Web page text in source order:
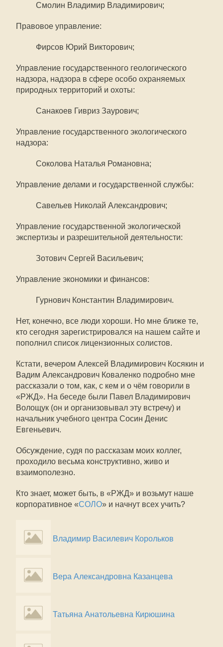
Смолин Владимир Владимирович;
Правовое управление:
Фирсов Юрий Викторович;
Управление государственного геологического
надзора, надзора в сфере особо охраняемых
природных территорий и охоты:
Санакоев Гивриз Заурович;
Управление государственного экологического
надзора:
Соколова Наталья Романовна;
Управление делами и государственной службы:
Савельев Николай Александрович;
Управление государственной экологической
экспертизы и разрешительной деятельности:
Зотович Сергей Васильевич;
Управление экономики и финансов:
Гурнович Константин Владимирович.
Нет, конечно, все люди хороши. Но мне ближе те,
кто сегодня зарегистрировался на нашем сайте и
пополнил список лицензионных солистов.
Кстати, вечером Алексей Владимирович Косякин и
Вадим Александрович Коваленко подробно мне
рассказали о том, как, с кем и о чём говорили в
«РЖД». На беседе были Павел Владимирович
Волощук (он и организовывал эту встречу) и
начальник учебного центра Сосин Денис
Евгеньевич.
Обсуждение, судя по рассказам моих коллег,
проходило весьма конструктивно, живо и
взаимополезно.
Кто знает, может быть, в «РЖД» и возьмут наше
корпоративное «СОЛО» и начнут всех учить?
Владимир Василевич Корольков
Вера Александровна Казанцева
Татьяна Анатольевна Кирюшина